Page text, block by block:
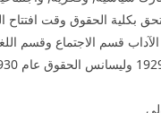
يوليو 1907 والتحق بكلية الحقوق وقت
الآداب قسم الاجتماع وقسم